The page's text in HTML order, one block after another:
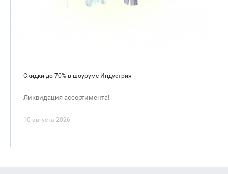
Скидки до 70% в шоуруме Индустрия
Ликвидация ассортимента!
10 августа 2026